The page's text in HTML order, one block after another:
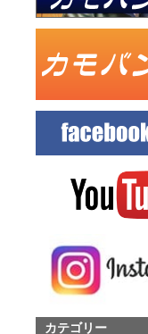
カテゴリー